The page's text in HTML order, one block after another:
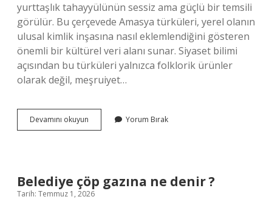
yurttaşlık tahayyülünün sessiz ama güçlü bir temsili
görülür. Bu çerçevede Amasya türküleri, yerel olanın
ulusal kimlik inşasına nasıl eklemlendiğini gösteren
önemli bir kültürel veri alanı sunar. Siyaset bilimi
açısından bu türküleri yalnızca folklorik ürünler
olarak değil, meşruiyet…
Devamını okuyun İstanbul’dan
Muş’a
?
Yorum Bırak
Belediye çöp gazına ne denir ?
Tarih: Temmuz 1, 2026